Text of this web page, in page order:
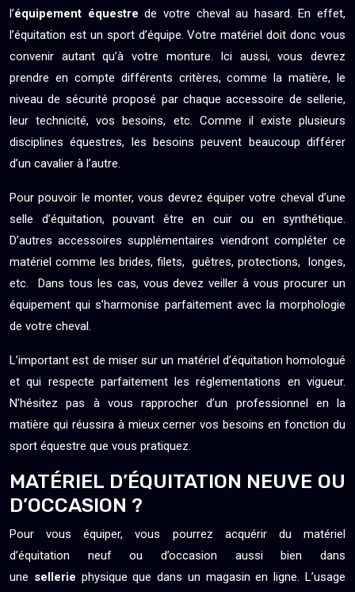
l’équipement équestrede votre cheval au hasard. En effet,
l’équitation est un sport d’équipe. Votre matériel doit donc vous
convenir autant qu’à votre monture. Ici aussi, vous devrez
prendre en compte différents critères, comme la matière, le
niveau de sécurité proposé par chaque accessoire de sellerie,
leur technicité, vos besoins, etc. Comme il existe plusieurs
disciplines équestres, les besoins peuvent beaucoup différer
d’un cavalier à l’autre.
Pour pouvoir le monter, vous devrez équiper votre cheval d’une
selle d’équitation, pouvant être en cuir ou en synthétique.
D’autres accessoires supplémentaires viendront compléter ce
matériel comme les brides, filets, guêtres, protections, longes,
etc. Dans tous les cas, vous devez veiller à vous procurer un
équipement qui s’harmonise parfaitement avec la morphologie
de votre cheval.
L’important est de miser sur un matériel d’équitation homologué
et qui respecte parfaitement les réglementations en vigueur.
N’hésitez pas à vous rapprocher d’un professionnel en la
matière qui réussira à mieux cerner vos besoins en fonction du
sport équestre que vous pratiquez.
MATÉRIEL D’ÉQUITATION NEUVE OU
D’OCCASION ?
Pour vous équiper, vous pourrez acquérir du matériel
d’équitation neuf ou d’occasion aussi bien dans
une sellerie physique que dans un magasin en ligne. L’usage